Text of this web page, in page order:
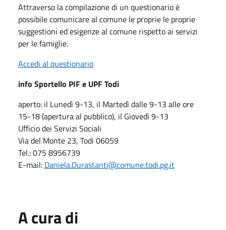
Attraverso la compilazione di un questionario è
possibile comunicare al comune le proprie le proprie
suggestioni ed esigenze al comune rispetto ai servizi
per le famiglie.
Accedi al questionario
info Sportello PIF e UPF Todi
aperto: il Lunedì 9-13, il Martedì dalle 9-13 alle ore
15-18 (apertura al pubblico), il Giovedì 9-13
Ufficio dei Servizi Sociali
Via del Monte 23, Todi 06059
Tel.: 075 8956739
E-mail: Daniela.Durastanti@comune.todi.pg.it
A cura di